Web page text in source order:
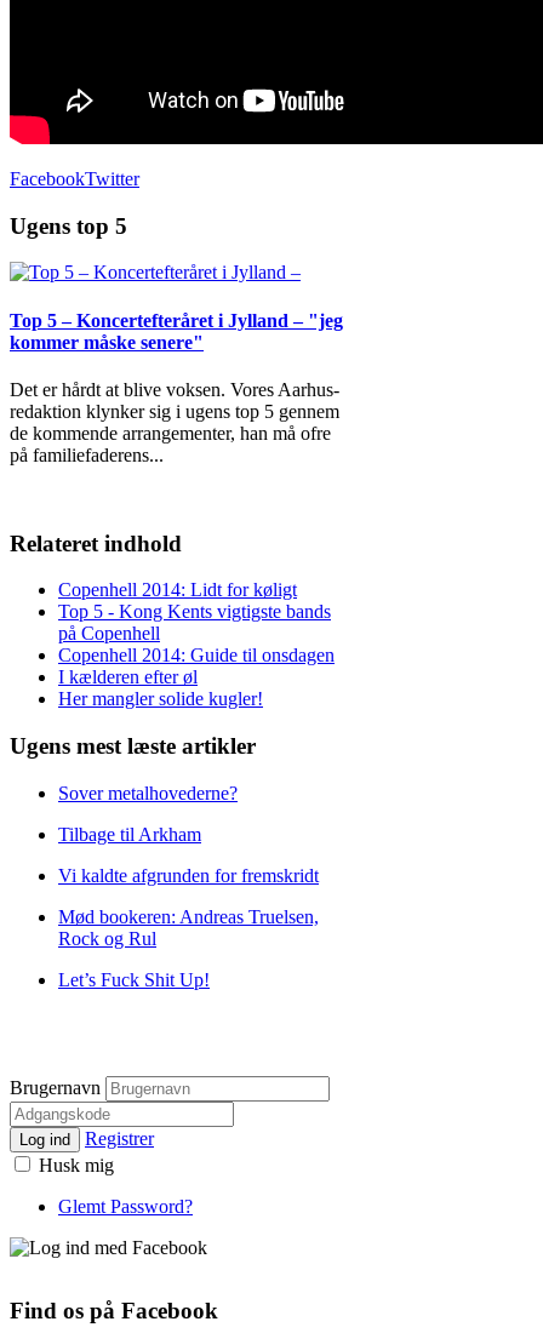
FacebookTwitter
Ugens top 5
Top 5 – Koncertefteråret i Jylland – "jeg
kommer måske senere"
Det er hårdt at blive voksen. Vores Aarhus-
redaktion klynker sig i ugens top 5 gennem
de kommende arrangementer, han må ofre
på familiefaderens...
Relateret indhold
Copenhell 2014: Lidt for køligt
Top 5 - Kong Kents vigtigste bands
på Copenhell
Copenhell 2014: Guide til onsdagen
I kælderen efter øl
Her mangler solide kugler!
Ugens mest læste artikler
Sover metalhovederne?
Tilbage til Arkham
Vi kaldte afgrunden for fremskridt
Mød bookeren: Andreas Truelsen,
Rock og Rul
Let’s Fuck Shit Up!
Brugernavn
Log ind
Registrer
Husk mig
Glemt Password?
Find os på Facebook